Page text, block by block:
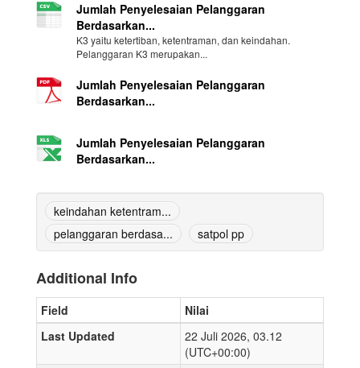
Jumlah Penyelesaian Pelanggaran
Berdasarkan...
K3 yaitu ketertiban, ketentraman, dan keindahan.
Pelanggaran K3 merupakan...
Jumlah Penyelesaian Pelanggaran
Berdasarkan...
Jumlah Penyelesaian Pelanggaran
Berdasarkan...
keindahan ketentram...
pelanggaran berdasa...
satpol pp
Additional Info
Field
Nilai
Last Updated
22 Juli 2026, 03.12
(UTC+00:00)